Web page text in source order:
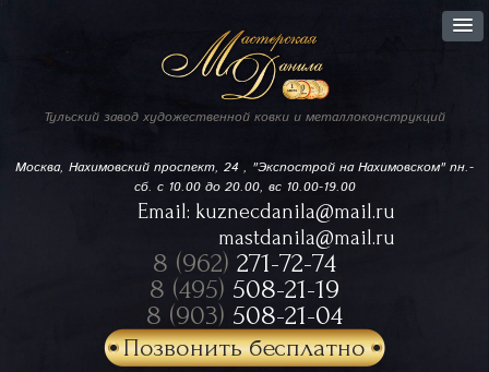
Тульский завод художественной ковки и металлоконструкций
Москва, Нахимовский проспект, 24 , "Экспострой на Нахимовском"пн.-
сб. с 10.00 до 20.00, вс 10.00-19.00
Email: kuznecdanila@mail.ru
mastdanila@mail.ru
8 (962) 271-72-74
8 (495) 508-21-19
8 (903) 508-21-04
Позвонить бесплатно